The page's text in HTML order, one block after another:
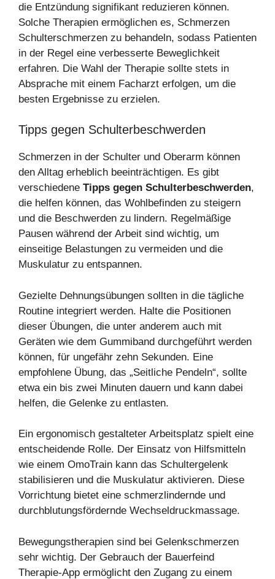
die Entzündung signifikant reduzieren können.
Solche Therapien ermöglichen es, Schmerzen
Schulterschmerzen zu behandeln, sodass Patienten
in der Regel eine verbesserte Beweglichkeit
erfahren. Die Wahl der Therapie sollte stets in
Absprache mit einem Facharzt erfolgen, um die
besten Ergebnisse zu erzielen.
Tipps gegen Schulterbeschwerden
Schmerzen in der Schulter und Oberarm können
den Alltag erheblich beeinträchtigen. Es gibt
verschiedene Tipps gegen Schulterbeschwerden,
die helfen können, das Wohlbefinden zu steigern
und die Beschwerden zu lindern. Regelmäßige
Pausen während der Arbeit sind wichtig, um
einseitige Belastungen zu vermeiden und die
Muskulatur zu entspannen.
Gezielte Dehnungsübungen sollten in die tägliche
Routine integriert werden. Halte die Positionen
dieser Übungen, die unter anderem auch mit
Geräten wie dem Gummiband durchgeführt werden
können, für ungefähr zehn Sekunden. Eine
empfohlene Übung, das „Seitliche Pendeln“, sollte
etwa ein bis zwei Minuten dauern und kann dabei
helfen, die Gelenke zu entlasten.
Ein ergonomisch gestalteter Arbeitsplatz spielt eine
entscheidende Rolle. Der Einsatz von Hilfsmitteln
wie einem OmoTrain kann das Schultergelenk
stabilisieren und die Muskulatur aktivieren. Diese
Vorrichtung bietet eine schmerzlindernde und
durchblutungsfördernde Wechseldruckmassage.
Bewegungstherapien sind bei Gelenkschmerzen
sehr wichtig. Der Gebrauch der Bauerfeind
Therapie-App ermöglicht den Zugang zu einem